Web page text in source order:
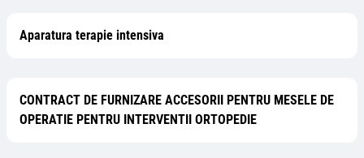
Aparatura terapie intensiva
CONTRACT DE FURNIZARE ACCESORII PENTRU MESELE DE
OPERATIE PENTRU INTERVENTII ORTOPEDIE